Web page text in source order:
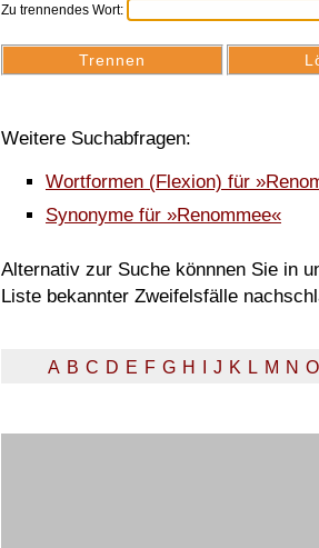
Zu trennendes Wort:
Weitere Suchabfragen:
Wortformen (Flexion) für
Synonyme für »Renommee«
Alternativ zur Suche könnnen Sie in
Liste bekannter Zweifelsfälle
A B C D E F G H J K L M N O